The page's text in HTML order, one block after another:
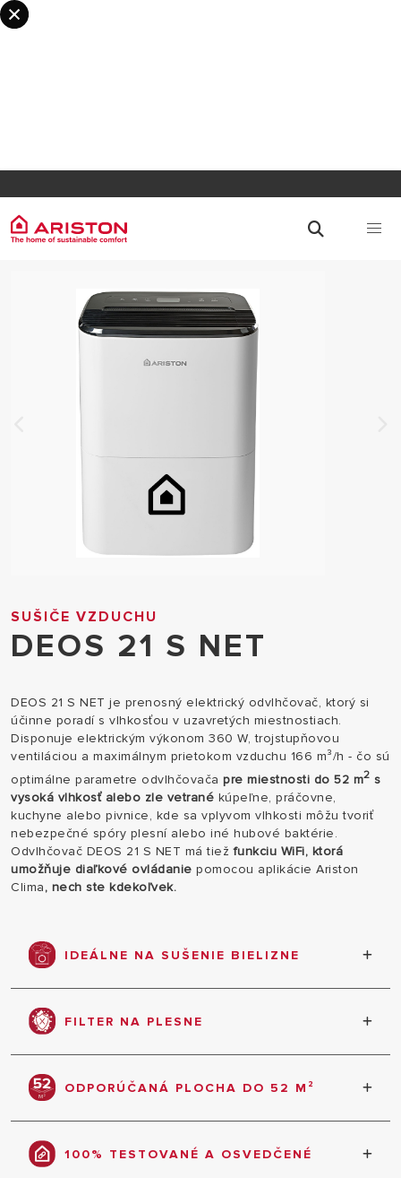
SUŠIČE VZDUCHU
DEOS 21 S NET
DEOS 21 S NET je prenosný elektrický odvlhčovač, ktorý si
účinne poradí s vlhkosťou v uzavretých miestnostiach.
Disponuje elektrickým výkonom 360 W, trojstupňovou
ventiláciou a maximálnym prietokom vzduchu 166 m³/h - čo sú
optimálne parametre odvlhčovača pre miestnosti do 52 m2 s
vysoká vlhkosť alebo zle vetrané kúpeľne, práčovne,
kuchyne alebo pivnice, kde sa vplyvom vlhkosti môžu tvoriť
nebezpečné spóry plesní alebo iné hubové baktérie.
Odvlhčovač DEOS 21 S NET má tiežfunkciu WiFi, ktorá
umožňuje diaľkové ovládanie pomocou aplikácie Ariston
Clima, nech ste kdekoľvek.
IDEÁLNE NA SUŠENIE BIELIZNE
Vďaka svojmu maximálnemu výkonu, trom úrovniam
ventilácie a maximálnemu prietoku vzduchu 166
m³/h je DEOS 21 S NET dokonalým zariadením na
FILTER NA PLESNE
DEOS 21 S NET je sušič vzduchu s HEPA filtrom
(High Efficiency Particulate Air Filter), ktorý vám
umožní zbaviť sa: suspendovaných častíc, peľu,
nebezpečné.
ODPORÚČANÁ PLOCHA DO 52 M²
Optimálne parametre odvlhčovača pre miestnosti
do 52 m², ako sú: kúpeľne, kuchyne, pivnice a
vďaka tichej prevádzke aj spálne.
100% TESTOVANÉ A OSVEDČENÉ